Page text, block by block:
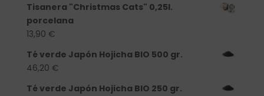
Tisanera "Christmas Cats" 0,25l.
porcelana
13,90 €
Té verde Japón Hojicha BIO 500 gr.
46,20 €
Té verde Japón Hojicha BIO 250 gr.